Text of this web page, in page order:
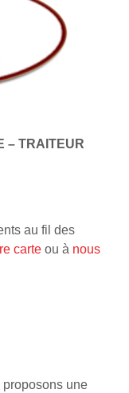
– TRAITEUR
au fil des
carte ou à nous
proposons une